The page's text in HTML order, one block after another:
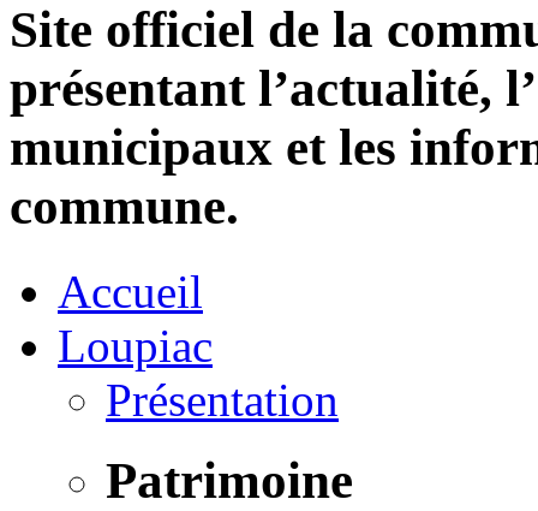
Site officiel de la
présentant l’actualité,
municipaux et les
commune.
Accueil
Loupiac
Présentation
Patrimoine